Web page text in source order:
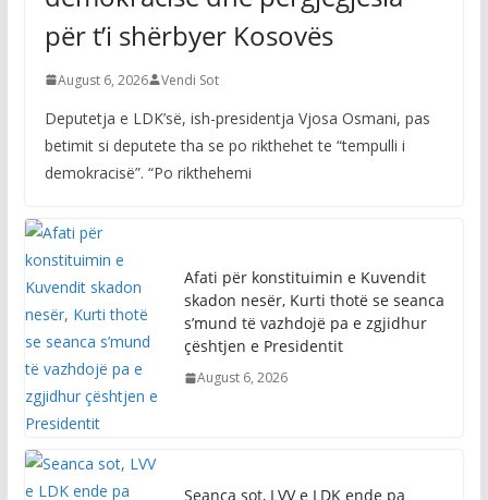
demokracisë dhe përgjegjësia
për t’i shërbyer Kosovës
Deputetja e LDK’së, ish-presidentja Vjosa Osmani, pas
betimit si deputete tha se po rikthehet te “tempulli i
Afati për konstituimin e Kuvendit
skadon nesër, Kurti thotë se seanca
s’mund të vazhdojë pa e zgjidhur
çështjen e Presidentit